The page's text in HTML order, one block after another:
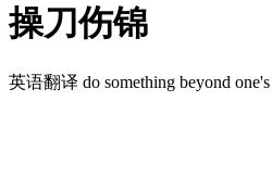
操刀伤锦
英语翻译 do something beyond